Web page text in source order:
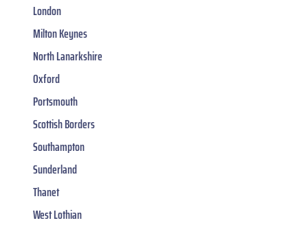
London
Milton Keynes
North Lanarkshire
Oxford
Portsmouth
Scottish Borders
Southampton
Sunderland
Thanet
West Lothian